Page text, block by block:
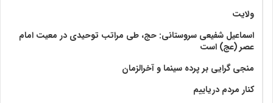
ولايت‏
اسماعیل شفیعی سروستانی: حج، طی مراتب توحیدی در معیت امام
عصر (عج) است
منجی گرایی بر پرده سینما و آخرالزمان
کنار مردم دریاییم